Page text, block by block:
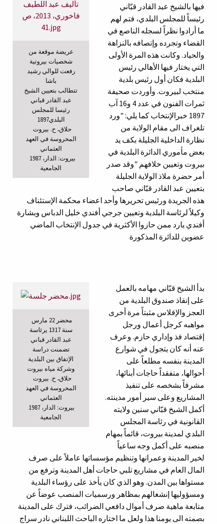
عريضة موقعة من
شخصيات بيروتية
رفعت للوالي رشيد
باشا
تتطالب بتعيين الشيخ
عبد القادر قباني
رئيسا للمجلس
البلدي1897
حلاق، ح. بيروت
المحروسة في العهد
العثماني
1987 ،بيروت: الدار
الجامعية
فيها بالشيخ عبد القادر قبّاني
رئيساً للمجلس البلدي، فتم لهم
ما أرادوا نظراً لسجله الناصع في
القضاء وتجرده وإتصافه بالنزاهة
والحياد. وكانت هذه المرة الأولى
التي يختار فيها الأهالي رئيس
البلدية فكان أول رئيس بلدية
منتخب لبيروت. وأوردت صحيفة
ثمرات الفنون في عدد 4 و16 آب
1897 خبرالإنتخاب كما يلي: "ورد
تلغراف الى مقام الولاية من
نظارة الداخلية الجليلة بكف يد
بعض مأموري الدائرة البلدية في
بيروت وتعيين خلافهم "وقد صدر
أمر حضرة ملاذ الولاية الجليلة
بتعيين عبد القادر قبّاني صاحب
هذه الجريدة ورئيس تحريرها وأحد اعضاء محكمة الإستئناف
وكيلاً لرئاسة البلدية وتعيين جرجي أفندي خليل الدباس وبشارة
أفندي يارد ممن حازوا الأكثرية في جدول الإنتخاب الماضي
عضوين للدائرة المذكورة
محضر 22 مارس
سنة 1317 يرئاسة
عبد القادر قباني
تضمنت دراسة
الإتفاق بين البلدية
وشركة مياه بيروت
حلاق، ح. بيروت
المحروسة في العهد
العثماني
1987 ،بيروت: الدار
الجامعية
بدأ الشيخ قبّاني مهامه بالعمل
على إنقاذ صندوق البلدية من
العجز والإفلاس مثبتاً مرة أخرى
مواهبه كرجل أعمال ورجل
إقتصاد فذ وإداري حازم. وعرف
عنه أنه كان يتجول في شوارع
المدينة بنفسه مطلعاً على
أحوالها، متفقداً حاجات أبنائها،
مشرفاً بشخصه على تنفيذ
المشاريع وعلى سير أمور مدينته.
أكمل الشيخ قبّاني سنين ولايته
القانونية في رئاسة المجلس
البلدي لمدينة بيروت، قائماً بمهام
منصبه على أكمل وجه ساعياً
لخير المدينة وعمرانها وتنظيم مؤسساتها عاملاً على صرف
المال العام في مشاريع تلبي حاجات أهل المدينة وترفع من
مستواها بين المدن. وهو الذي كان يأخذ على رؤساء البلدية
ومسؤوليها إنشغالهم بمظاهر ورسميات المنصب عوضاً عن
متابعة ماهية صرف أموال دافعي الضرائب، فترك على المدينة
بصمته الى يومنا هذا ولعل ما اختاره الباحث اللبناني نادر سراج